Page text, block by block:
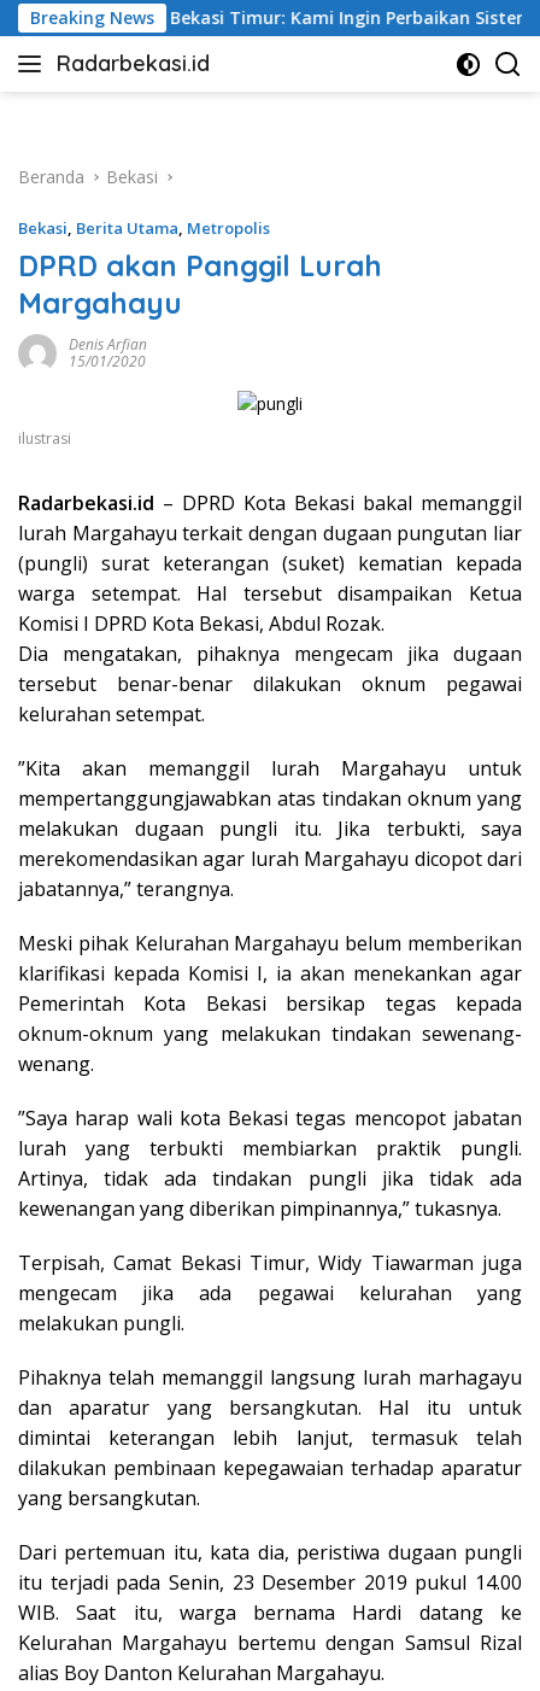
Langsung
ke
konten
Breaking News
Ingin Perbaikan Sistem Keselamatan Lebih Dulu
Radarbekasi.id
Berita
Beranda
Bekasi
Bekasi, Berita Utama, Metropolis
DPRD akan Panggil Lurah
Margahayu
Denis Arfian
15/01/2020
ilustrasi
Radarbekasi.id – DPRD Kota Bekasi bakal memanggil
lurah Margahayu terkait dengan dugaan pungutan liar
(pungli) surat keterangan (suket) kematian kepada
warga setempat. Hal tersebut disampaikan Ketua
Komisi I DPRD Kota Bekasi, Abdul Rozak.
Dia mengatakan, pihaknya mengecam jika dugaan
tersebut benar-benar dilakukan oknum pegawai
kelurahan setempat.
”Kita akan memanggil lurah Margahayu untuk
mempertanggungjawabkan atas tindakan oknum yang
melakukan dugaan pungli itu. Jika terbukti, saya
merekomendasikan agar lurah Margahayu dicopot dari
jabatannya,” terangnya.
Meski pihak Kelurahan Margahayu belum memberikan
klarifikasi kepada Komisi I, ia akan menekankan agar
Pemerintah Kota Bekasi bersikap tegas kepada
oknum-oknum yang melakukan tindakan sewenang-
wenang.
”Saya harap wali kota Bekasi tegas mencopot jabatan
lurah yang terbukti membiarkan praktik pungli.
Artinya, tidak ada tindakan pungli jika tidak ada
kewenangan yang diberikan pimpinannya,” tukasnya.
Terpisah, Camat Bekasi Timur, Widy Tiawarman juga
mengecam jika ada pegawai kelurahan yang
melakukan pungli.
Pihaknya telah memanggil langsung lurah marhagayu
dan aparatur yang bersangkutan. Hal itu untuk
dimintai keterangan lebih lanjut, termasuk telah
dilakukan pembinaan kepegawaian terhadap aparatur
yang bersangkutan.
Dari pertemuan itu, kata dia, peristiwa dugaan pungli
itu terjadi pada Senin, 23 Desember 2019 pukul 14.00
WIB. Saat itu, warga bernama Hardi datang ke
Kelurahan Margahayu bertemu dengan Samsul Rizal
alias Boy Danton Kelurahan Margahayu.